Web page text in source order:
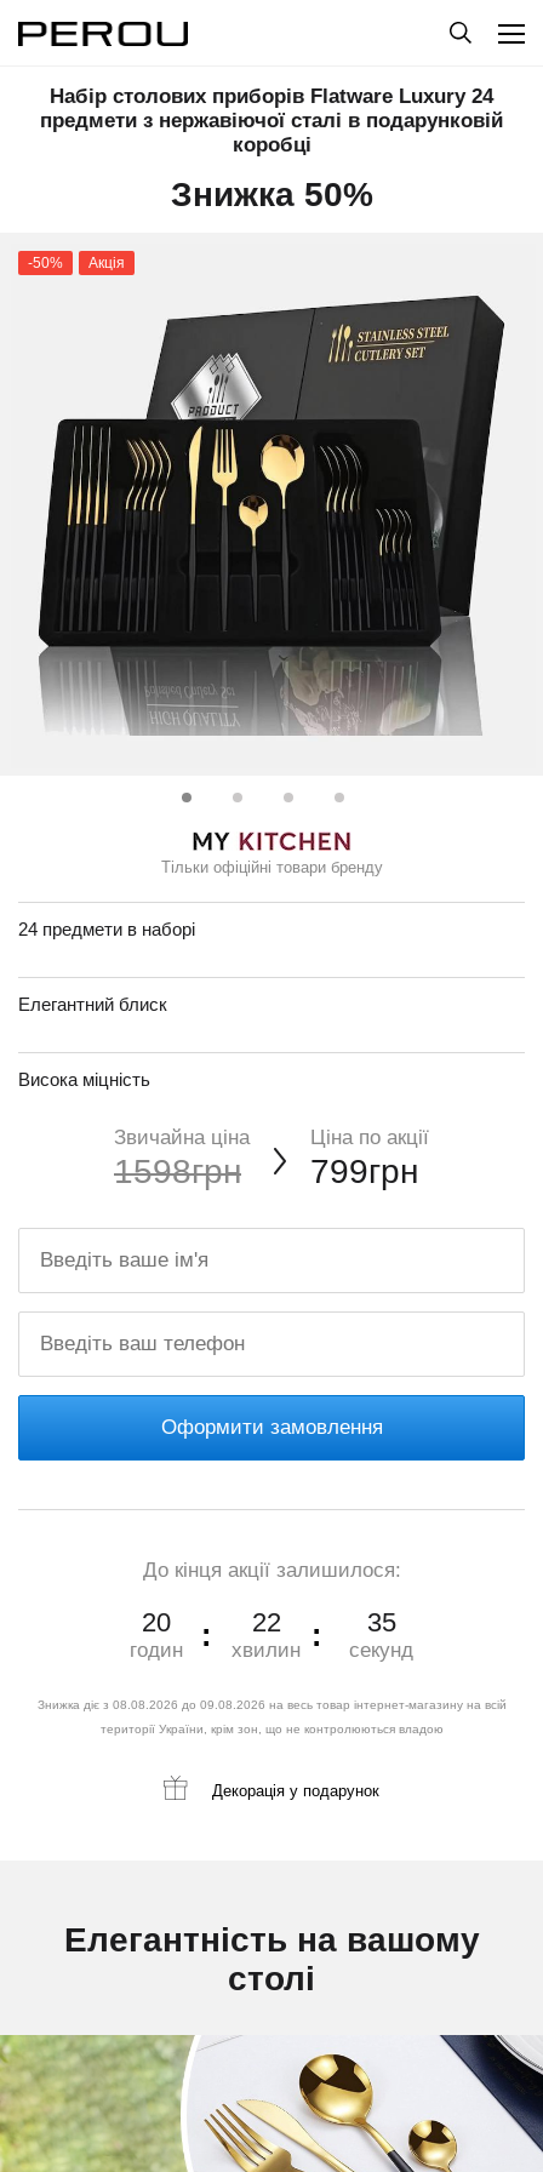
Набір столових приборів Flatware Luxury 24
предмети з нержавіючої сталі в подарунковій
коробці
Знижка 50%
-50% Акція
Тільки офіційні товари бренду
24 предмети в наборі
Елегантний блиск
Висока міцність
Звичайна ціна
1598грн
Ціна по акції
799грн
Оформити замовлення
До кінця акції залишилося:
20
годин
22
хвилин
34
секунд
Знижка діє з 08.08.2026 до 09.08.2026 на весь товар інтернет-магазину на всій
території України, крім зон, що не контролюються владою
Декорація у подарунок
Елегантність на вашому
столі